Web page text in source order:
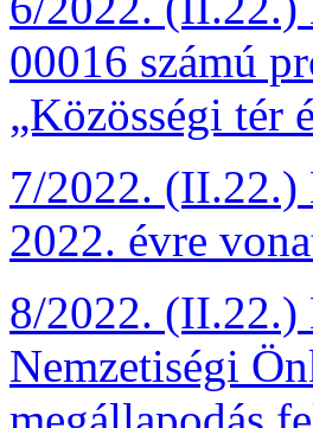
00016 számú
„Közösségi tér
7/2022. (II.22.)
2022. évre
8/2022. (II.22.)
Nemzetiségi